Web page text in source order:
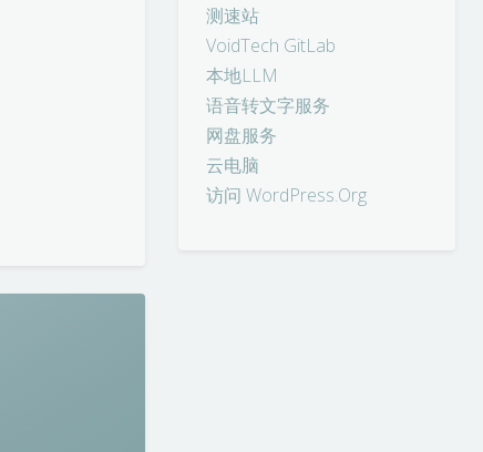
测速站
VoidTech GitLab
本地LLM
语音转文字服务
网盘服务
云电脑
访问 WordPress.Org